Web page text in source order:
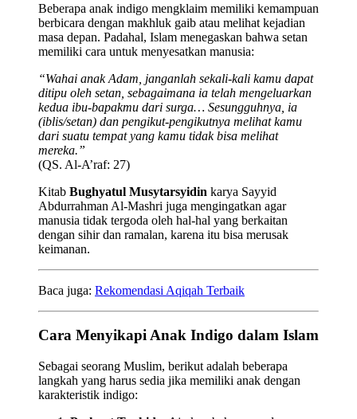
Beberapa anak indigo mengklaim memiliki kemampuan
berbicara dengan makhluk gaib atau melihat kejadian
masa depan. Padahal, Islam menegaskan bahwa setan
memiliki cara untuk menyesatkan manusia:
“Wahai anak Adam, janganlah sekali-kali kamu dapat
ditipu oleh setan, sebagaimana ia telah mengeluarkan
kedua ibu-bapakmu dari surga… Sesungguhnya, ia
(iblis/setan) dan pengikut-pengikutnya melihat kamu
dari suatu tempat yang kamu tidak bisa melihat
mereka.”
(QS. Al-A’raf: 27)
Kitab Bughyatul Musytarsyidin karya Sayyid
Abdurrahman Al-Mashri juga mengingatkan agar
manusia tidak tergoda oleh hal-hal yang berkaitan
dengan sihir dan ramalan, karena itu bisa merusak
keimanan.
Baca juga: Rekomendasi Aqiqah Terbaik
Cara Menyikapi Anak Indigo dalam Islam
Sebagai seorang Muslim, berikut adalah beberapa
langkah yang harus sedia jika memiliki anak dengan
karakteristik indigo: